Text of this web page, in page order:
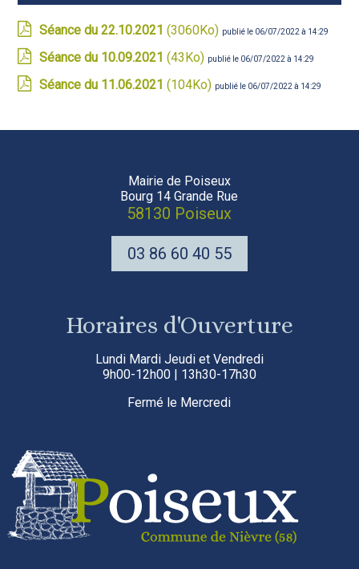
Séance du 22.10.2021 (3060Ko) publié le 06/07/2022 à 14:29
Séance du 10.09.2021 (43Ko) publié le 06/07/2022 à 14:29
Séance du 11.06.2021 (104Ko) publié le 06/07/2022 à 14:29
Mairie de Poiseux
Bourg 14 Grande Rue
58130 Poiseux
03 86 60 40 55
Horaires d'Ouverture
Lundi Mardi Jeudi et Vendredi
9h00-12h00 | 13h30-17h30
Fermé le Mercredi